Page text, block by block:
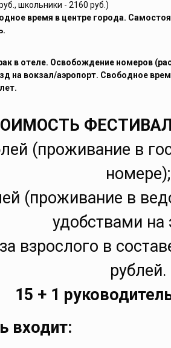
школьники - 2160 руб.)
время в центре города.
в отеле. Освобождение номеров
на вокзал/аэропорт. Свободное
(проживание в
номере);
(проживание в
удобствами на
взрослого в
рублей.
15 + 1
входит: